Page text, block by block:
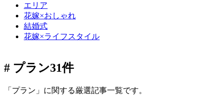
エリア
花嫁×おしゃれ
結婚式
花嫁×ライフスタイル
# プラン31件
「プラン」に関する厳選記事一覧です。